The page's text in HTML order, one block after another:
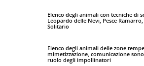
Elenco degli animali con tecniche di
Leopardo delle Nevi, Pesce
Solitario
Elenco degli animali delle zone
mimetizzazione, comunicazione
ruolo degli impollinatori